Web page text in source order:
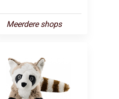
Meerdere shops